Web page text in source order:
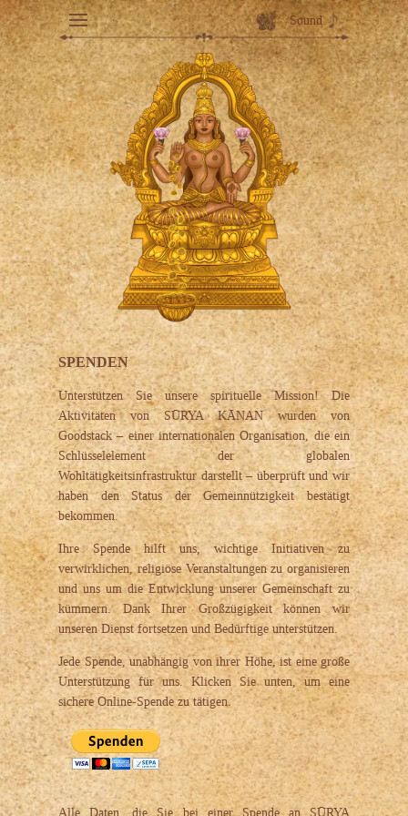
Sound
SPENDEN
Unterstützen Sie unsere spirituelle Mission! Die
Aktivitäten von SŪRYA KĀNAN wurden von
Goodstack – einer internationalen Organisation, die ein
Schlüsselelement der globalen
Wohltätigkeitsinfrastruktur darstellt – überprüft und wir
haben den Status der Gemeinnützigkeit bestätigt
bekommen.
Ihre Spende hilft uns, wichtige Initiativen zu
verwirklichen, religiöse Veranstaltungen zu organisieren
und uns um die Entwicklung unserer Gemeinschaft zu
kümmern. Dank Ihrer Großzügigkeit können wir
unseren Dienst fortsetzen und Bedürftige unterstützen.
Jede Spende, unabhängig von ihrer Höhe, ist eine große
Unterstützung für uns. Klicken Sie unten, um eine
sichere Online-Spende zu tätigen.
Alle Daten, die Sie bei einer Spende an SŪRYA